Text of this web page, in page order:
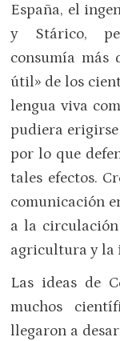
España, el
y Stárico,
consumía más
útil» de los
lengua viva
pudiera
por lo que
tales efectos.
comunicación
a la
agricultura y la
Las ideas de
muchos
llegaron a